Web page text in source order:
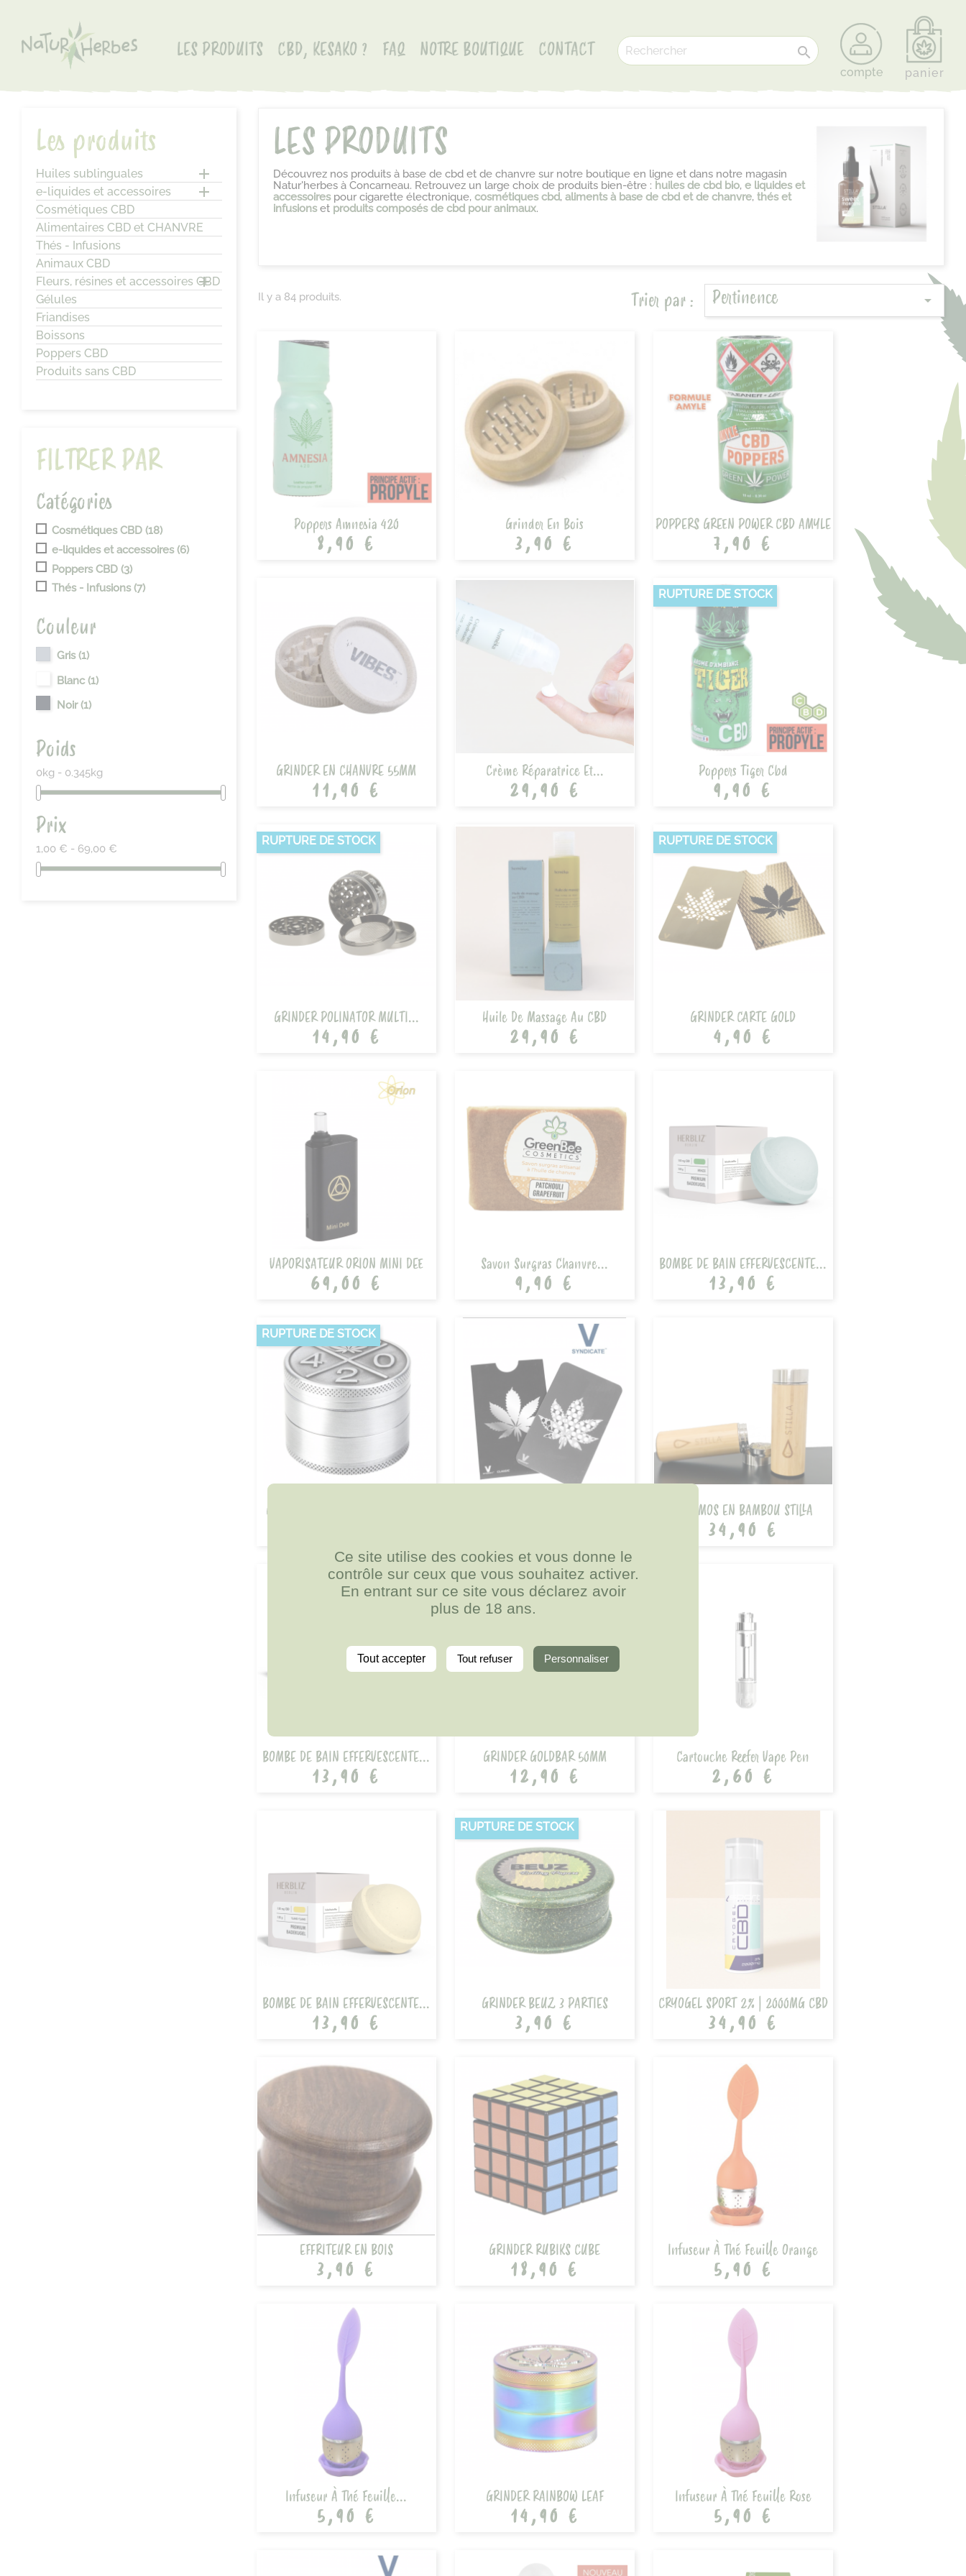
LES PRODUITS CBD, KESAKO ? FAQ NOTRE BOUTIQUE CONTACT 
compte panier
Les produits
Huiles sublinguales 
e-liquides et accessoires 
Cosmétiques CBD
Alimentaires CBD et CHANVRE
Thés - Infusions
Animaux CBD
Fleurs, résines et accessoires CBD

Gélules
Friandises
Boissons
Poppers CBD
Produits sans CBD
FILTRER PAR
Catégories
Cosmétiques CBD (18)
e-liquides et accessoires(6)
Poppers CBD (3)
Thés - Infusions(7)
Couleur
Gris(1)
Blanc (1)
Noir(1)
Poids
0kg - 0.345kg
Prix
1,00 € - 69,00 €
LES PRODUITS
Découvrez nos produits à base de cbd et de chanvre sur notre boutique en ligne et dans notre magasin
Natur'herbes à Concarneau. Retrouvez un large choix de produits bien-être : huiles de cbd bio, e liquides et
accessoirespour cigarette électronique, cosmétiques cbd, aliments à base de cbd et de chanvre, thés et
infusionset produits composés de cbd pour animaux.
Il y a 84 produits. Trier par : Pertinence 
Poppers Amnesia 420
8,90 €
Grinder En Bois
3,90 €
POPPERS GREEN POWER CBD AMYLE
7,90 €
GRINDER EN CHANVRE 55MM
11,90 €
Crème Réparatrice Et...
29,90 €
Poppers Tiger Cbd
9,90 €
RUPTURE DE STOCK
GRINDER POLINATOR MULTI...
14,90 €
RUPTURE DE STOCK
Huile De Massage Au CBD
29,90 €
GRINDER CARTE GOLD
4,90 €
RUPTURE DE STOCK
VAPORISATEUR ORION MINI DEE
69,00 €
Savon Surgras Chanvre...
9,90 €
BOMBE DE BAIN EFFERVESCENTE...
13,90 €
GRINDER METAL FIREFLOW 420...
RUPTURE DE STOCK
THERMOS EN BAMBOU STILLA
34,90 €
BOMBE DE BAIN EFFERVESCENTE...
13,90 €
GRINDER GOLDBAR 50MM
12,90 €
Cartouche Reefer Vape Pen
2,60 €
BOMBE DE BAIN EFFERVESCENTE...
13,90 €
GRINDER BEUZ 3 PARTIES
3,90 €
RUPTURE DE STOCK
CRYOGEL SPORT 2% | 2000MG CBD
34,90 €
EFFRITEUR EN BOIS
3,90 €
GRINDER RUBIKS CUBE
18,90 €
Infuseur À Thé Feuille Orange
5,90 €
Infuseur À Thé Feuille...
5,90 €
GRINDER RAINBOW LEAF
14,90 €
Infuseur À Thé Feuille Rose
5,90 €
Ce site utilise des cookies et vous donne le
contrôle sur ceux que vous souhaitez activer.
En entrant sur ce site vous déclarez avoir
plus de 18 ans.
Tout accepter Tout refuser Personnaliser